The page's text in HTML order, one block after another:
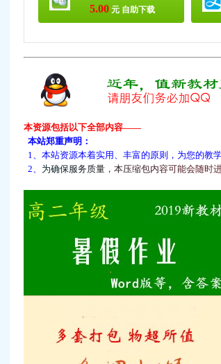
5.00 元 自助下载
本资源包括以下全部内容——
本站郑重声明：
1、本站资源本着实用、丰富的原则，为您的教
2、 为确保服务质量 ， 本压缩包内容可能会随时